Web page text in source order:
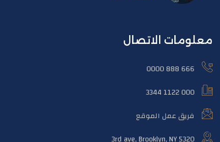
معلومات الاتصال
666 888 0000
000 1122 3344
فريق عمل الموقع
5320 3rd ave, Brooklyn, NY